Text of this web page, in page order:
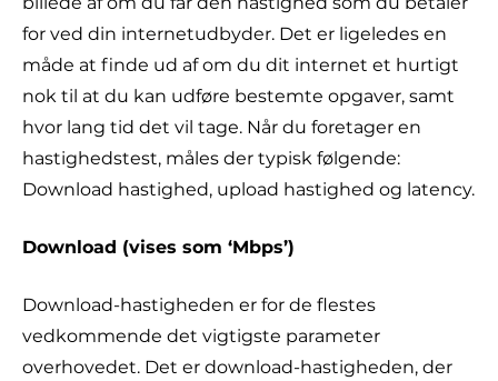
for ved din internetudbyder. Det er ligeledes en
måde at finde ud af om du dit internet et hurtigt
nok til at du kan udføre bestemte opgaver, samt
hvor lang tid det vil tage. Når du foretager en
hastighedstest, måles der typisk følgende:
Download hastighed, upload hastighed og latency.
Download (vises som ‘Mbps’)
Download-hastigheden er for de flestes
vedkommende det vigtigste parameter
overhovedet. Det er download-hastigheden, der